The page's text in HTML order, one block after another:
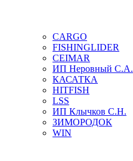
CARGO
FISHINGLIDER
CEIMAR
ИП Неровный С.А.
КАСАТКА
HITFISH
LSS
ИП Клычков С.Н.
ЗИМОРОДОК
WIN